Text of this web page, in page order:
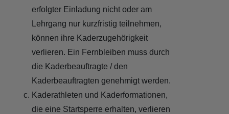
erfolgter Einladung nicht oder am
Lehrgang nur kurzfristig teilnehmen,
können ihre Kaderzugehörigkeit
verlieren. Ein Fernbleiben muss durch
die Kaderbeauftragte / den
Kaderbeauftragten genehmigt werden.
Kaderathleten und Kaderformationen,
die eine Startsperre erhalten, verlieren